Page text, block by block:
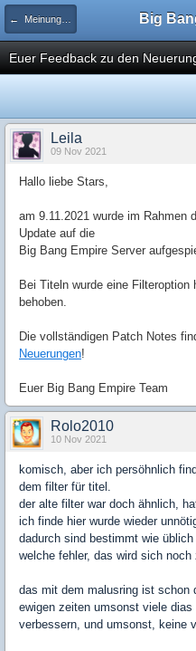
← Meinungen & Kritik
Euer Feedback zu den
Leila
09 Nov 2021
Hallo liebe Stars,
am 9.11.2021 wurde im Rahmen
Update auf die
Big Bang Empire Server
Bei Titeln wurde eine Filteroption
behoben.
Die vollständigen Patch Notes
Neuerungen!
Euer Big Bang Empire Team
Rolo2010
10 Nov 2021
komisch, aber ich persöhnlich
dem filter für titel.
der alte filter war doch ähnlich,
ich finde hier wurde wieder
dadurch sind bestimmt wie
welche fehler, das wird sich noch
das mit dem malusring ist schon
ewigen zeiten umsonst viele
verbessern, und umsonst, keine